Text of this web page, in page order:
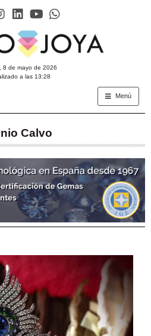
8 de mayo de 2026
a las 13:28
Menú
Calvo